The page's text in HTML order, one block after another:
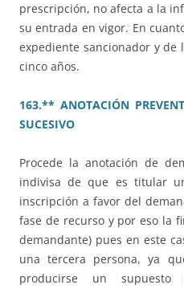
prescripción, no afecta a la
su entrada en vigor. En
expediente sancionador y de
cinco años.
163.** ANOTACIÓN
SUCESIVO
Procede la anotación de
indivisa de que es titular
inscripción a favor del
fase de recurso y por eso la
demandante) pues en este
una tercera persona, ya
producirse un